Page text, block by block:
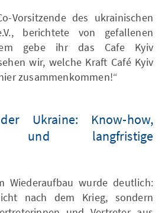
Vorsitzende des ukrainischen
berichtete von gefallenen
gebe ihr das Cafe Kyiv
wir, welche Kraft Café Kyiv
zusammenkommen!“
Ukraine: Know-how,
und langfristige
Wiederaufbau wurde deutlich:
nach dem Krieg, sondern